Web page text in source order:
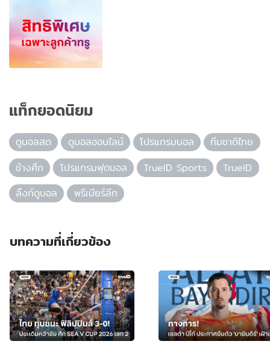
แท็กยอดนิยม
ดูบอลสด ดูบอลออนไลน์ โปรแกรมบอล
ทีมชาติไทย
ช้างศึก
โปรแกรมฟุตบอล TrueID Sports
TrueID
ลิ้งก์ดูบอล
พรีเมียร์ลีก
บทความที่เกี่ยวข้อง